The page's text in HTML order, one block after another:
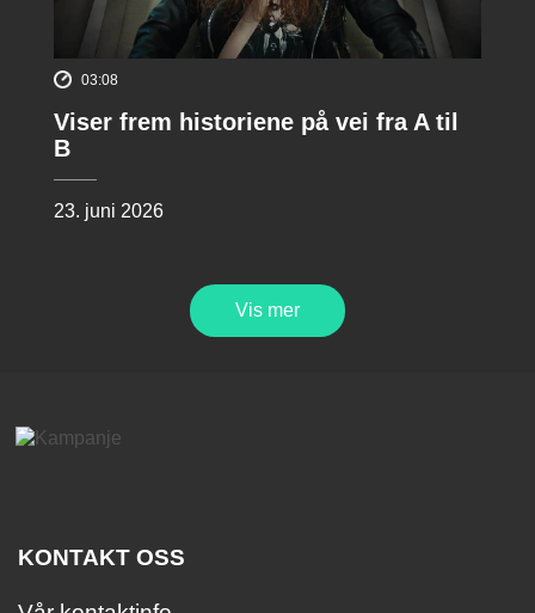
03:08
Viser frem historiene på vei fra A til
B
23. juni 2026
Vis mer
KONTAKT OSS